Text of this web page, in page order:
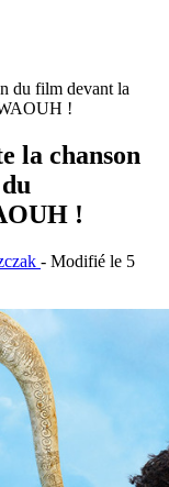
du film devant la
!
la chanson
!
- Modifié le 5